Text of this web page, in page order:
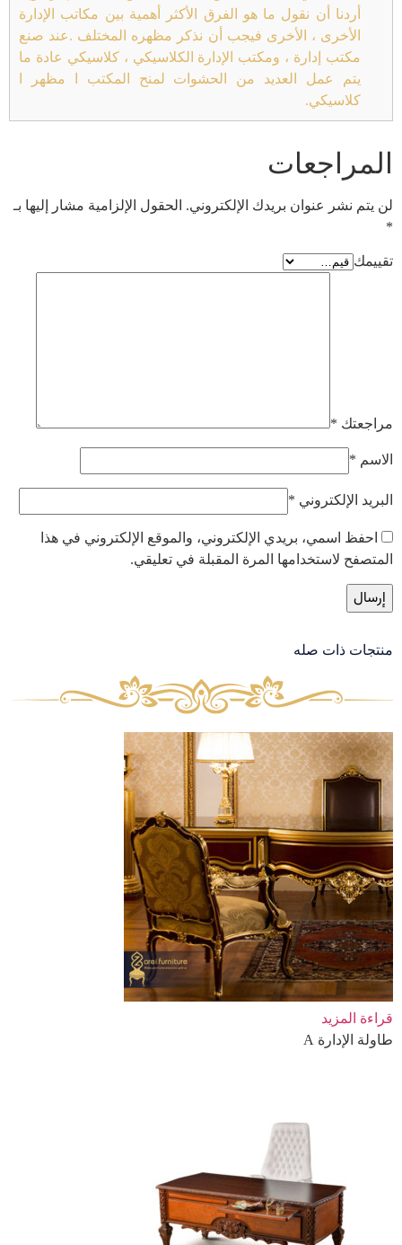
أردنا أن نقول ما هو الفرق الأكثر أهمية بين مكاتب الإدارة
الأخرى ، الأخرى فيجب أن نذكر مظهره المختلف .عند صنع
مكتب إدارة ، ومكتب الإدارة الكلاسيكي ، كلاسيكي عادة ما
يتم عمل العديد من الحشوات لمنح المكتب ا مظهر ا
كلاسيكي.
المراجعات
لن يتم نشر عنوان بريدك الإلكتروني. الحقول الإلزامية مشار إليها بـ
*
تقييمك
مراجعتك *
الاسم *
البريد الإلكتروني *
احفظ اسمي، بريدي الإلكتروني، والموقع الإلكتروني في هذا
المتصفح لاستخدامها المرة المقبلة في تعليقي.
منتجات ذات صله
قراءة المزيد
طاولة الإدارة A